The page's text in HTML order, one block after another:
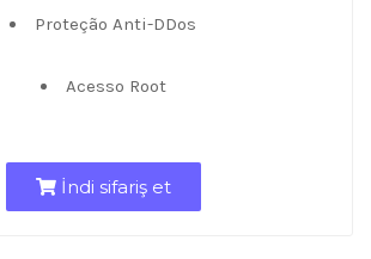
Proteção Anti-DDos
Acesso Root
İndi sifariş et